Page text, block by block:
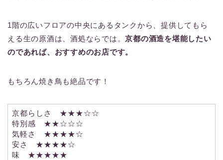
1階の広いフロアの中央にあるタンクから、提供してもら
える生の原酒は、酒処ならでは。京都の酒造を堪能したい
のであれば、おすすめのお店です。
もちろん焼き鳥も絶品です！
京都らしさ ★★★☆☆
特別感 ★★☆☆☆
気軽さ ★★★★☆
安さ ★★★★☆
味 ★★★★★